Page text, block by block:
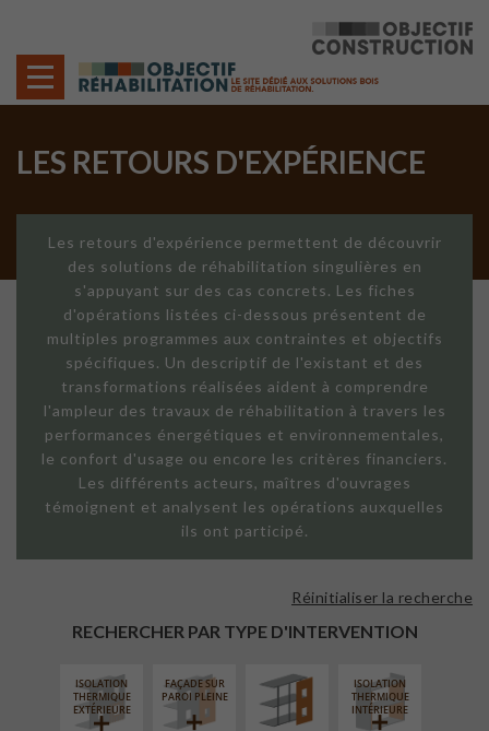
LES RETOURS D'EXPÉRIENCE
Les retours d'expérience permettent de découvrir
des solutions de réhabilitation singulières en
s'appuyant sur des cas concrets. Les fiches
d'opérations listées ci-dessous présentent de
multiples programmes aux contraintes et objectifs
spécifiques. Un descriptif de l'existant et des
transformations réalisées aident à comprendre
l'ampleur des travaux de réhabilitation à travers les
performances énergétiques et environnementales,
le confort d'usage ou encore les critères financiers.
Les différents acteurs, maîtres d'ouvrages
témoignent et analysent les opérations auxquelles
ils ont participé.
RECHERCHER PAR TYPE D'INTERVENTION
Réinitialiser la recherche
ISOLATION
THERMIQUE
EXTÉRIEURE
FAÇADE SUR
PAROI PLEINE
FAÇADE SUR
LINÉAIRE
ISOLATION
THERMIQUE
INTÉRIEURE
FERMETURE
LOGGIAS
RÉFECTION DES
TOITURES